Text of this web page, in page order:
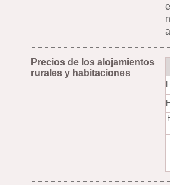
Precios de los alojamientos
rurales y habitaciones